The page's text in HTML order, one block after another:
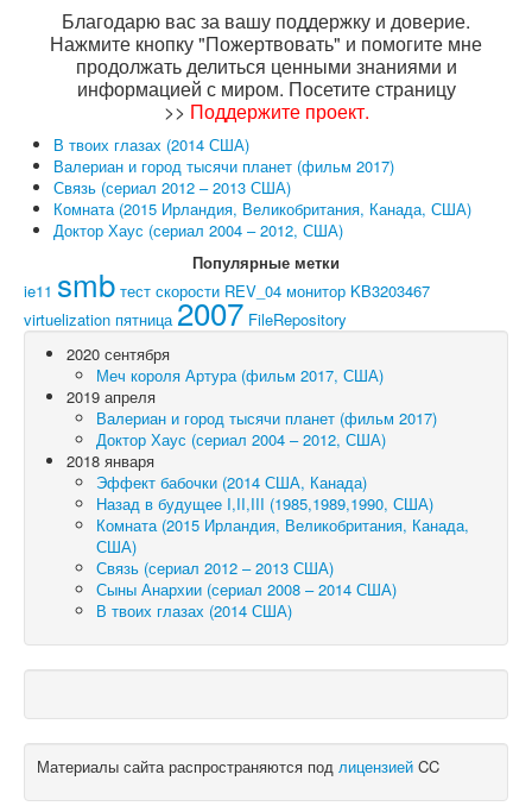
Благодарю вас за вашу поддержку и доверие.
Нажмите кнопку "Пожертвовать" и помогите мне
продолжать делиться ценными знаниями и
информацией с миром. Посетите страницу
>> Поддержите проект.
В твоих глазах (2014 США)
Валериан и город тысячи планет (фильм 2017)
Связь (сериал 2012 – 2013 США)
Комната (2015 Ирландия, Великобритания, Канада, США)
Доктор Хаус (сериал 2004 – 2012, США)
Популярные метки
ie11 smb тест скорости REV_04 монитор KB3203467
virtuelization пятница 2007 FileRepository
2020 сентября
Меч короля Артура (фильм 2017, США)
2019 апреля
Валериан и город тысячи планет (фильм 2017)
Доктор Хаус (сериал 2004 – 2012, США)
2018 января
Эффект бабочки (2014 США, Канада)
Назад в будущее I,II,III (1985,1989,1990, США)
Комната (2015 Ирландия, Великобритания, Канада,
США)
Связь (сериал 2012 – 2013 США)
Сыны Анархии (сериал 2008 – 2014 США)
В твоих глазах (2014 США)
Материалы сайта распространяются под лицензией CC